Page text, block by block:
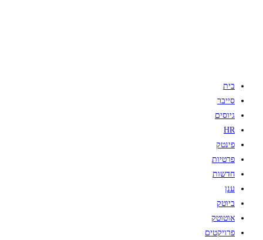
בית
סייבר
גיוסים
HR
פינטק
פרטיות
חדשות
ענן
ביוטק
אוטוטק
פרויקטים